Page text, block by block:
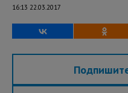
16:13 22.03.2017